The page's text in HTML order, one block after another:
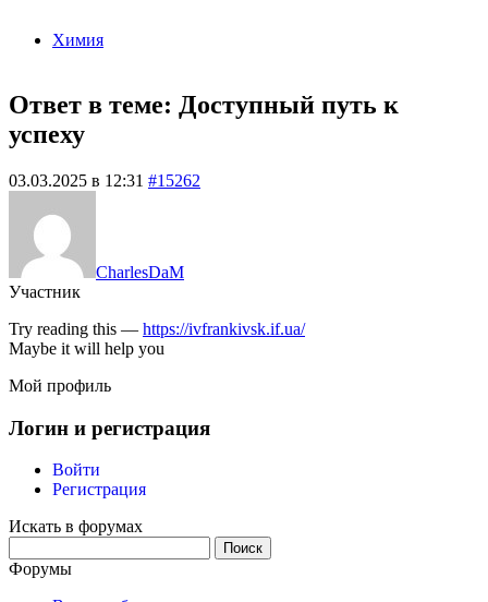
Химия
Ответ в теме: Доступный путь к
успеху
03.03.2025 в 12:31 #15262
CharlesDaM
Участник
Try reading this — https://ivfrankivsk.if.ua/
Maybe it will help you
Мой профиль
Логин и регистрация
Войти
Регистрация
Искать в форумах
Форумы